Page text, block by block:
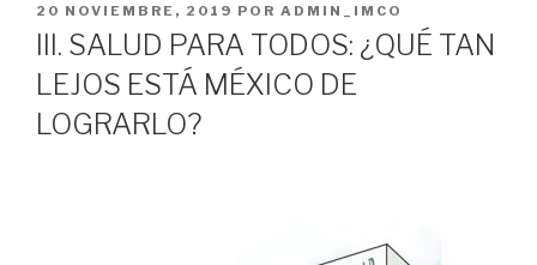
PUBLICADO
EL
20 NOVIEMBRE, 2019 POR ADMIN_IMCO
III. SALUD PARA TODOS: ¿QUÉ TAN
LEJOS ESTÁ MÉXICO DE
LOGRARLO?